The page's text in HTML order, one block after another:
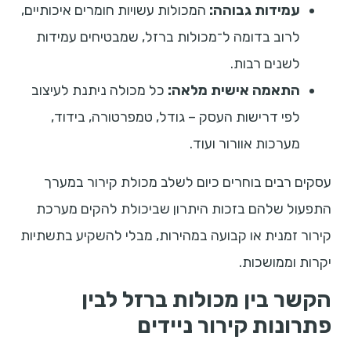
עמידות גבוהה: המכולות עשויות חומרים איכותיים,
לרוב בדומה ל־מכולות ברזל, שמבטיחים עמידות
לשנים רבות.
התאמה אישית מלאה: כל מכולה ניתנת לעיצוב
לפי דרישות העסק – גודל, טמפרטורה, בידוד,
מערכות אוורור ועוד.
עסקים רבים בוחרים כיום לשלב מכולת קירור במערך
התפעול שלהם בזכות היתרון שביכולת להקים מערכת
קירור זמנית או קבועה במהירות, מבלי להשקיע בתשתיות
יקרות וממושכות.
הקשר בין מכולות ברזל לבין
פתרונות קירור ניידים